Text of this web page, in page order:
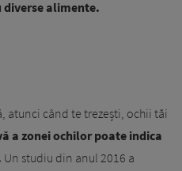
alimente.
atunci când te trezești, ochii tăi
a zonei ochilor poate indica
Un studiu din anul 2016 a